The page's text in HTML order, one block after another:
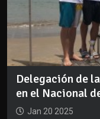
Delegación de
en el Nacional
Jan 20 2025